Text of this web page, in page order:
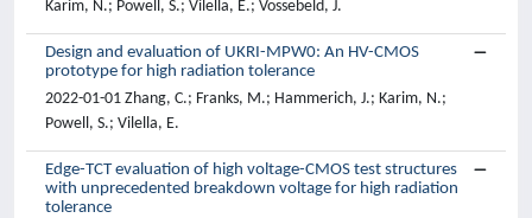
Karim, N.; Powell, S.; Vilella, E.; Vossebeld, J.
Design and evaluation of UKRI-MPW0: An HV-CMOS
prototype for high radiation tolerance
2022-01-01 Zhang, C.; Franks, M.; Hammerich, J.; Karim, N.;
Powell, S.; Vilella, E.
Edge-TCT evaluation of high voltage-CMOS test structures
with unprecedented breakdown voltage for high radiation
tolerance